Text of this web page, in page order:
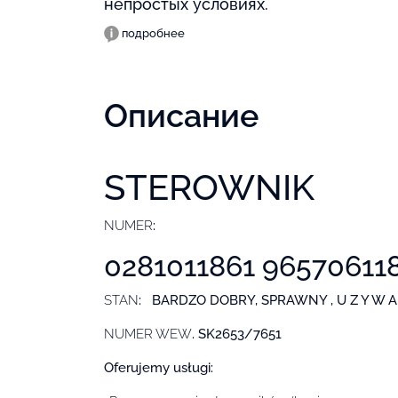
непростых условиях.
подробнее
Описание
STEROWNIK
NUMER:
0281011861
STAN: BARDZO DOBRY, SPRAWNY , U Z Y W
NUMER WEW. SK2653/7651
Oferujemy usługi: